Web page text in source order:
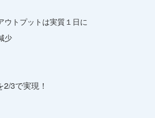
ウトプットは実質１日に
少
3で実現！